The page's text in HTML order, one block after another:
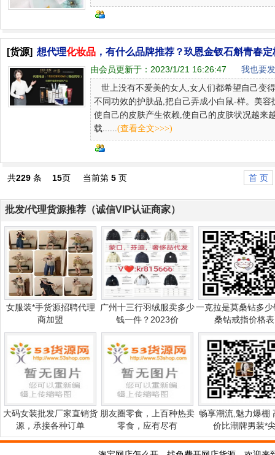
[货源] 想代理化妆品 ，有什么品牌推荐？玖恩金钗石斛青春
由会员更新于： 2023/1/21 16:26:47 我也要
世上没有不爱美的女人,女人们都希望自己变
不同功效的护肤品,把自己弄成小白鼠-样。美
使自己的皮肤产生依赖,使自己的皮肤状况越来
载......(查看全文>>>)
共229 条 15页 当前第 5 页 首 页
批发/代理货源推荐（诚信VIP认证商家）
女服装*手货源招聘代理
商加盟
广州十三行羽绒服卖多少
钱一件？2023价
一克拉是莫桑钻多
桑钻戒指价格表
大码女装批发厂家直销货
源，承接各种订单
朋友圈零食，上百种热卖
零食，应有尽有
畅享潮流,魅力爆棚
价比潮牌男装*